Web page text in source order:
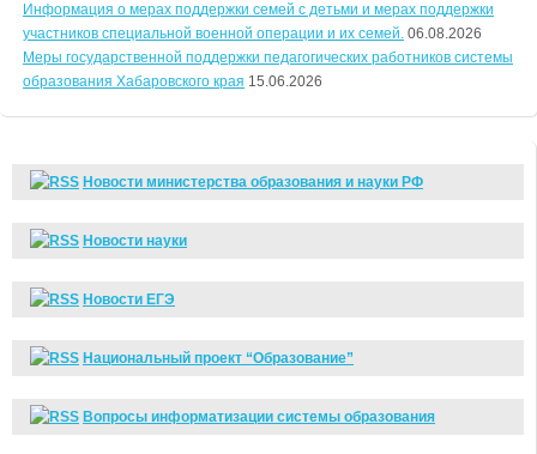
Информация о мерах поддержки семей с детьми и мерах поддержки
участников специальной военной операции и их семей. 06.08.2026
Меры государственной поддержки педагогических работников системы
образования Хабаровского края 15.06.2026
Новости министерства образования и науки РФ
Новости науки
Новости ЕГЭ
Национальный проект “Образование”
Вопросы информатизации системы образования